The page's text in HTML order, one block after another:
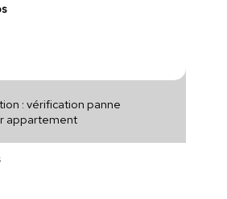
: vérification panne
appartement